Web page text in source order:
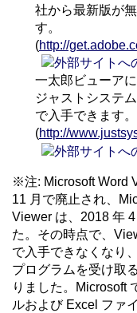
社から最新版が
す。
(http://
一太郎ビューア
ジャストシステ
で入手できます。
(http://
※注: Microsoft Word
11 月で廃止され、
Viewer は、2018 年
た。その時点で、
で入手できなくなり
プログラムを受け取
りました。Microsoft
ルおよび Excel ファ